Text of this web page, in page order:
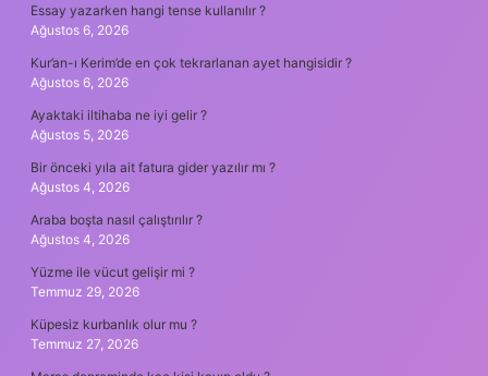
Essay yazarken hangi tense kullanılır ?
Ağustos 6, 2026
Kur’an-ı Kerim’de en çok tekrarlanan ayet hangisidir ?
Ağustos 6, 2026
Ayaktaki iltihaba ne iyi gelir ?
Ağustos 5, 2026
Bir önceki yıla ait fatura gider yazılır mı ?
Ağustos 4, 2026
Araba boşta nasıl çalıştırılır ?
Ağustos 4, 2026
Yüzme ile vücut gelişir mi ?
Temmuz 29, 2026
Küpesiz kurbanlık olur mu ?
Temmuz 27, 2026